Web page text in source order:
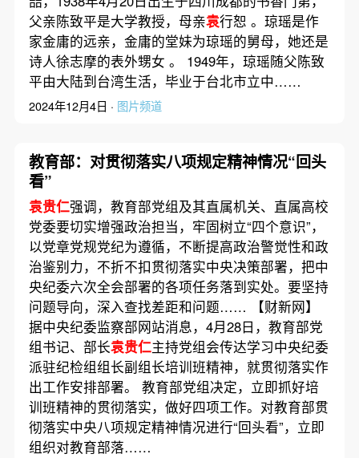
父亲陈致平是大学教授，母亲袁行恕 。琼瑶是作
家金庸的远亲，金庸的堂妹为琼瑶的舅母，她还是
诗人徐志摩的表外甥女 。 1949年，琼瑶随父陈致
平由大陆到台湾生活，毕业于台北市立中……
2024年12月4日 · 图片频道
教育部：对贯彻落实八项规定精神情况“回头
看”
袁贵仁强调，教育部党组及其直属机关、直属高校
党委要切实增强政治担当，牢固树立“四个意识”，
以党章党规党纪为遵循，不断提高政治警觉性和政
治鉴别力，不折不扣贯彻落实中央决策部署，把中
央纪委六次全会部署的各项任务落到实处。要坚持
问题导向，深入查找差距和问题…… 【财新网】
据中央纪委监察部网站消息，4月28日，教育部党
组书记、部长袁贵仁主持党组会传达学习中央纪委
派驻纪检组组长副组长培训班精神，就贯彻落实作
出工作安排部署。 教育部党组决定，立即抓好培
训班精神的贯彻落实，做好四项工作。对教育部贯
彻落实中央八项规定精神情况进行“回头看”，立即
组织对教育部落……